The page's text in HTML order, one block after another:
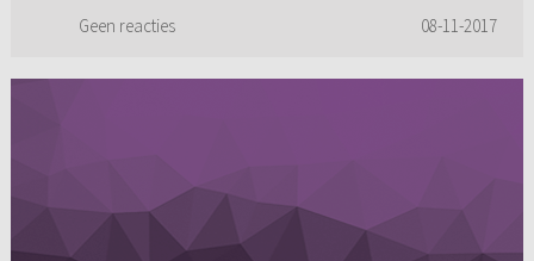
Geen reacties 08-11-2017